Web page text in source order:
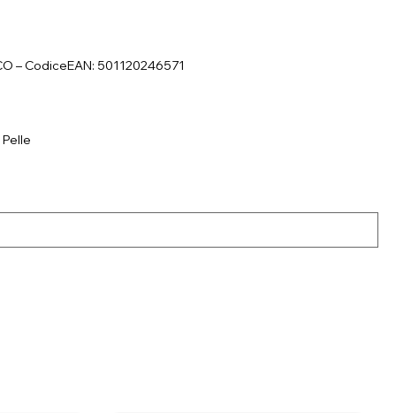
– CodiceEAN: 501120246571